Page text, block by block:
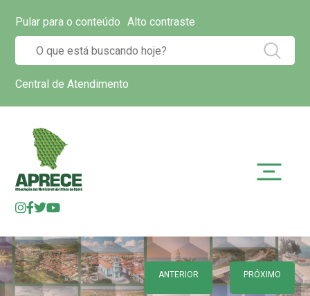
Pular para o conteúdo Alto contraste
Central de Atendimento
ANTERIOR PRÓXIMO